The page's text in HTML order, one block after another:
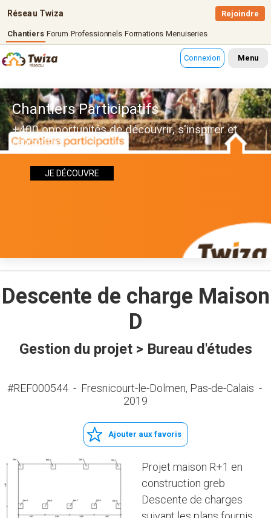
Réseau Twiza
Chantiers Forum Professionnels Formations Menuiseries
Rejoindre
Connexion Menu
Chantiers Participatifs
+400 opportunités de découvrir, s'inspirer et
rencontrer
JE DÉCOUVRE
Descente de charge Maison
D
Gestion du projet > Bureau d'études
#REF000544- Fresnicourt-le-Dolmen, Pas-de-Calais -
2019
Ajouter aux favoris
Projet maison R+1 en
construction greb
Descente de charges